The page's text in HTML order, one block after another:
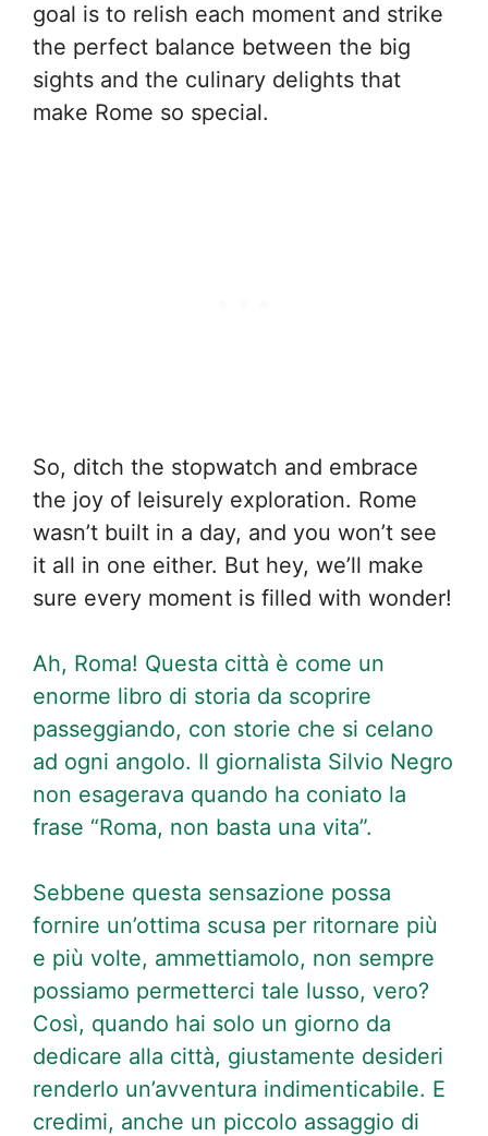
goal is to relish each moment and strike
the perfect balance between the big
sights and the culinary delights that
make Rome so special.
So, ditch the stopwatch and embrace
the joy of leisurely exploration. Rome
wasn’t built in a day, and you won’t see
it all in one either. But hey, we’ll make
sure every moment is filled with wonder!
Ah, Roma! Questa città è come un
enorme libro di storia da scoprire
passeggiando, con storie che si celano
ad ogni angolo. Il giornalista Silvio Negro
non esagerava quando ha coniato la
frase “Roma, non basta una vita”.
Sebbene questa sensazione possa
fornire un’ottima scusa per ritornare più
e più volte, ammettiamolo, non sempre
possiamo permetterci tale lusso, vero?
Così, quando hai solo un giorno da
dedicare alla città, giustamente desideri
renderlo un’avventura indimenticabile. E
credimi, anche un piccolo assaggio di